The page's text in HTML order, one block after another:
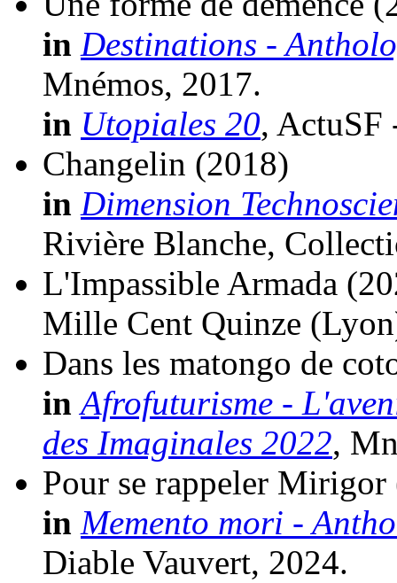
in Destinations -
Mnémos, 2017.
in Utopiales 20, ActuSF
Changelin (2018)
in Dimension
Rivière Blanche,
L'Impassible Armada
Mille Cent Quinze
Dans les matongo de
in Afrofuturisme -
des Imaginales 2022,
Pour se rappeler Mirigor
in Memento mori -
Diable Vauvert, 2024.